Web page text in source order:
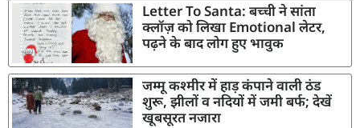
Letter To Santa: बच्ची ने सांता
क्लॉज़ को लिखा Emotional लेटर,
पढ़ने के बाद लोग हुए भावुक
जम्मू कश्मीर में हाड़ कंपाने वाली ठंड
शुरू, झीलों व नदियों में जमी बर्फ; देखें
खूबसूरत नजारा